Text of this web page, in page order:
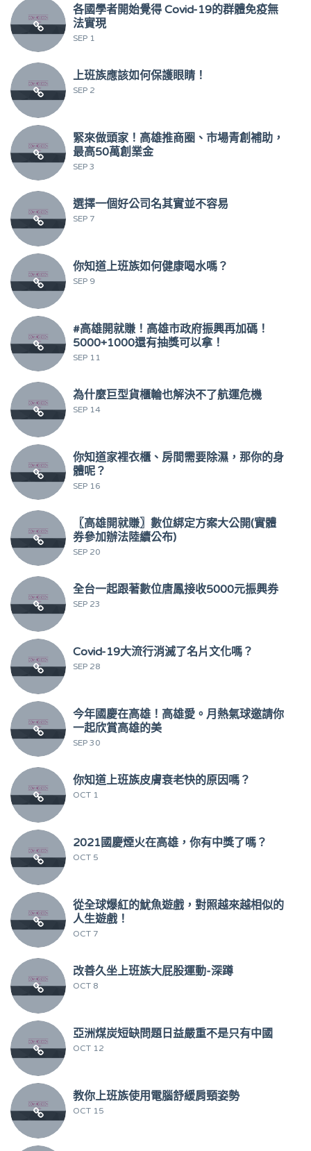
各國學者開始覺得 Covid-19的群體免疫無
法實現
SEP 1
上班族應該如何保護眼睛！
SEP 2
緊來做頭家！高雄推商圈、市場青創補助，
最高50萬創業金
SEP 3
選擇一個好公司名其實並不容易
SEP 7
你知道上班族如何健康喝水嗎？
SEP 9
#高雄開就賺！高雄市政府振興再加碼！
5000+1000還有抽獎可以拿！
SEP 11
為什麼巨型貨櫃輪也解決不了航運危機
SEP 14
你知道家裡衣櫃、房間需要除濕，那你的身
體呢？
SEP 16
〖高雄開就賺〗數位綁定方案大公開(實體
券參加辦法陸續公布)
SEP 20
全台一起跟著數位唐鳳接收5000元振興券
SEP 23
Covid-19大流行消滅了名片文化嗎？
SEP 28
今年國慶在高雄！高雄愛。月熱氣球邀請你
一起欣賞高雄的美
SEP 30
你知道上班族皮膚衰老快的原因嗎？
OCT 1
2021國慶煙火在高雄，你有中獎了嗎？
OCT 5
從全球爆紅的魷魚遊戲，對照越來越相似的
人生遊戲！
OCT 7
改善久坐上班族大屁股運動-深蹲
OCT 8
亞洲煤炭短缺問題日益嚴重不是只有中國
OCT 12
教你上班族使用電腦舒緩肩頸姿勢
OCT 15